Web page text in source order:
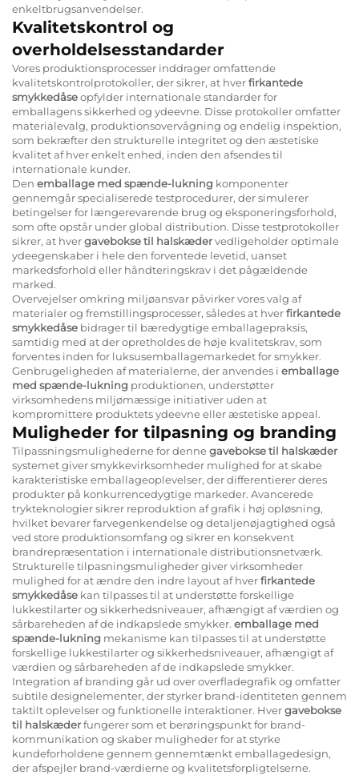
enkeltbrugsanvendelser.
Kvalitetskontrol og
overholdelsesstandarder
Vores produktionsprocesser inddrager omfattende
kvalitetskontrolprotokoller, der sikrer, at hverfirkantede
smykkedåseopfylder internationale standarder for
emballagens sikkerhed og ydeevne. Disse protokoller omfatter
materialevalg, produktionsovervågning og endelig inspektion,
som bekræfter den strukturelle integritet og den æstetiske
kvalitet af hver enkelt enhed, inden den afsendes til
internationale kunder.
Den emballage med spænde-lukning komponenter
gennemgår specialiserede testprocedurer, der simulerer
betingelser for længerevarende brug og eksponeringsforhold,
som ofte opstår under global distribution. Disse testprotokoller
sikrer, at hvergavebokse til halskædervedligeholder optimale
ydeegenskaber i hele den forventede levetid, uanset
markedsforhold eller håndteringskrav i det pågældende
marked.
Overvejelser omkring miljøansvar påvirker vores valg af
materialer og fremstillingsprocesser, således at hverfirkantede
smykkedåse bidrager til bæredygtige emballagepraksis,
samtidig med at der opretholdes de høje kvalitetskrav, som
forventes inden for luksusemballagemarkedet for smykker.
Genbrugeligheden af materialerne, der anvendes i emballage
med spænde-lukning produktionen, understøtter
virksomhedens miljømæssige initiativer uden at
kompromittere produktets ydeevne eller æstetiske appeal.
Muligheder for tilpasning og branding
Tilpassningsmulighederne for dennegavebokse til halskæder
systemet giver smykkevirksomheder mulighed for at skabe
karakteristiske emballageoplevelser, der differentierer deres
produkter på konkurrencedygtige markeder. Avancerede
trykteknologier sikrer reproduktion af grafik i høj opløsning,
hvilket bevarer farvegenkendelse og detaljenøjagtighed også
ved store produktionsomfang og sikrer en konsekvent
brandrepræsentation i internationale distributionsnetværk.
Strukturelle tilpasningsmuligheder giver virksomheder
mulighed for at ændre den indre layout af hverfirkantede
smykkedåse kan tilpasses til at understøtte forskellige
lukkestilarter og sikkerhedsniveauer, afhængigt af værdien og
sårbareheden af de indkapslede smykker. emballage med
spænde-lukning mekanisme kan tilpasses til at understøtte
forskellige lukkestilarter og sikkerhedsniveauer, afhængigt af
værdien og sårbareheden af de indkapslede smykker.
Integration af branding går ud over overfladegrafik og omfatter
subtile designelementer, der styrker brand-identiteten gennem
taktilt oplevelser og funktionelle interaktioner. Hvergavebokse
til halskæderfungerer som et berøringspunkt for brand-
kommunikation og skaber muligheder for at styrke
kundeforholdene gennem gennemtænkt emballagedesign,
der afspejler brand-værdierne og kvalitetsforpligtelserne.